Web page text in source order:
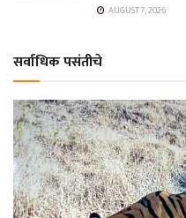
AUGUST 7, 2026
सर्वाधिक पसंतीचे